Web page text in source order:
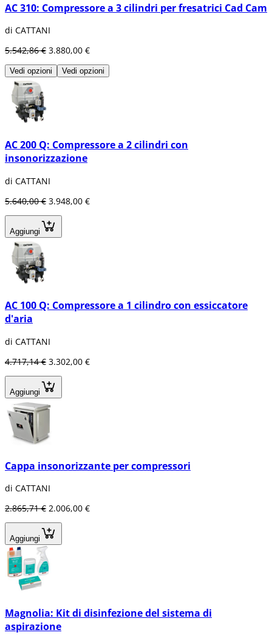
AC 310: Compressore a 3 cilindri per fresatrici Cad Cam
di CATTANI
5.542,86 € 3.880,00 €
Vedi opzioni Vedi opzioni
AC 200 Q: Compressore a 2 cilindri con
insonorizzazione
di CATTANI
5.640,00 € 3.948,00 €
Aggiungi
AC 100 Q: Compressore a 1 cilindro con essiccatore
d'aria
di CATTANI
4.717,14 € 3.302,00 €
Aggiungi
Cappa insonorizzante per compressori
di CATTANI
2.865,71 € 2.006,00 €
Aggiungi
Magnolia: Kit di disinfezione del sistema di
aspirazione